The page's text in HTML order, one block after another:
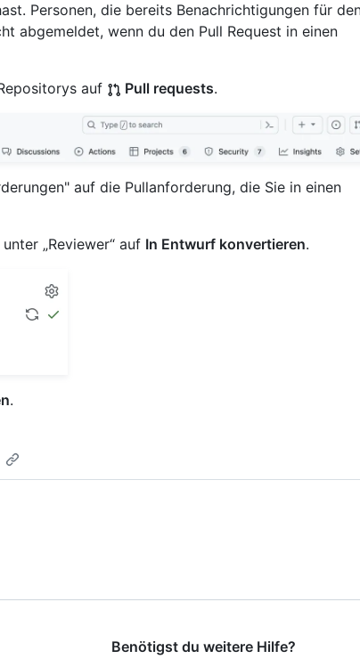
Personen, die bereits Benachrichtigungen für
abgemeldet, wenn du den Pull Request in einen
auf
Pull requests.
auf die Pullanforderung, die Sie in einen
„Reviewer“ auf In Entwurf konvertieren.
.
Benötigst du weitere Hilfe?